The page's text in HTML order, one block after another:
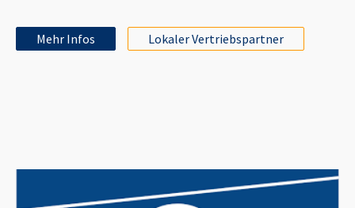
Mehr Infos Lokaler Vertriebspartner